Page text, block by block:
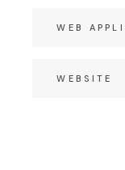
WEB
WEBSITE